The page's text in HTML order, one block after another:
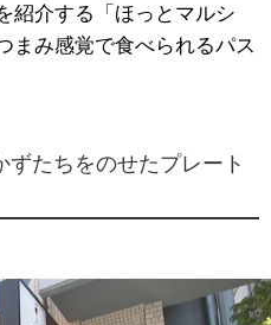
紹介する「ほっとマルシ
まみ感覚で食べられるパス
ずたちをのせたプレート